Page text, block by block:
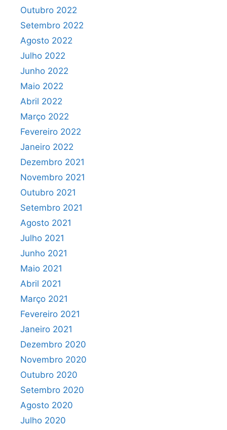
Outubro 2022
Setembro 2022
Agosto 2022
Julho 2022
Junho 2022
Maio 2022
Abril 2022
Março 2022
Fevereiro 2022
Janeiro 2022
Dezembro 2021
Novembro 2021
Outubro 2021
Setembro 2021
Agosto 2021
Julho 2021
Junho 2021
Maio 2021
Abril 2021
Março 2021
Fevereiro 2021
Janeiro 2021
Dezembro 2020
Novembro 2020
Outubro 2020
Setembro 2020
Agosto 2020
Julho 2020